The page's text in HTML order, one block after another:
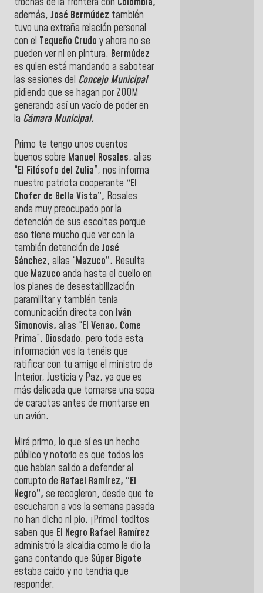
además, José Bermúdez también
tuvo una extraña relación personal
con el Tequeño Crudo y ahora no se
pueden ver ni en pintura. Bermúdez
es quien está mandando a sabotear
las sesiones del Concejo Municipal
pidiendo que se hagan por ZOOM
generando así un vacío de poder en
la Cámara Municipal.
Primo te tengo unos cuentos
buenos sobre Manuel Rosales, alias
“El Filósofo del Zulia”, nos informa
nuestro patriota cooperante “El
Chofer de Bella Vista”, Rosales
anda muy preocupado por la
detención de sus escoltas porque
eso tiene mucho que ver con la
también detención de José
Sánchez, alias “Mazuco”. Resulta
que Mazuco anda hasta el cuello en
los planes de desestabilización
paramilitar y también tenía
comunicación directa con Iván
Simonovis, alias “El Venao, Come
Prima”. Diosdado, pero toda esta
información vos la tenéis que
ratificar con tu amigo el ministro de
Interior, Justicia y Paz, ya que es
más delicada que tomarse una sopa
de caraotas antes de montarse en
un avión.
Mirá primo, lo que sí es un hecho
público y notorio es que todos los
que habían salido a defender al
corrupto de Rafael Ramírez, “El
Negro”, se recogieron, desde que te
escucharon a vos la semana pasada
no han dicho ni pío. ¡Primo! toditos
saben que El Negro Rafael Ramírez
administró la alcaldía como le dio la
gana contando que Súper Bigote
estaba caído y no tendría que
responder.